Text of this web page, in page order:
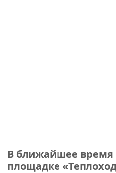
В ближайшее время
площадке